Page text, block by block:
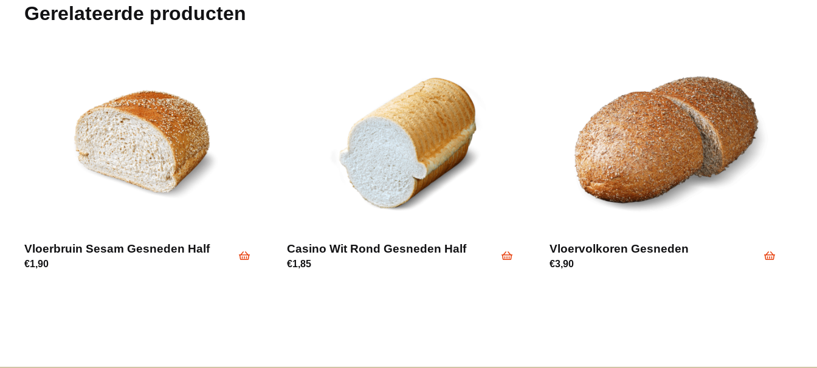
Gerelateerde producten
Vloerbruin Sesam Gesneden Half
€1,90
Casino Wit Rond Gesneden Half
€1,85
Vloervolkoren Gesneden
€3,90